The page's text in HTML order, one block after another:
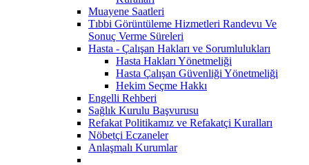
Muayene Saatleri
Tıbbi Görüntüleme Hizmetleri Randevu Ve
Sonuç Verme Süreleri
Hasta - Çalışan Hakları ve Sorumlulukları
Hasta Hakları Yönetmeliği
Hasta Çalışan Güvenliği Yönetmeliği
Hekim Seçme Hakkı
Engelli Rehberi
Sağlık Kurulu Başvurusu
Refakat Politikamız ve Refakatçi Kuralları
Nöbetçi Eczaneler
Anlaşmalı Kurumlar